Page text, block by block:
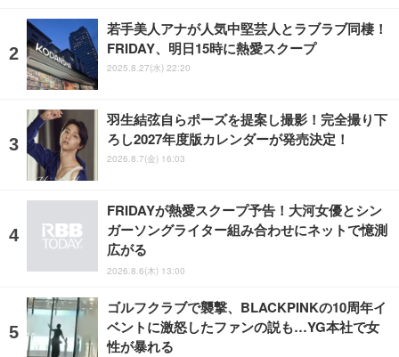
若手美人アナが人気中堅芸人とラブラブ同棲！
FRIDAY、明日15時に熱愛スクープ
2025.8.27(水) 22:20
羽生結弦自らポーズを提案し撮影！完全撮り下
ろし2027年度版カレンダーが発売決定！
2026.8.7(金) 16:03
FRIDAYが熱愛スクープ予告！大河女優とシン
ガーソングライター組み合わせにネットで憶測
広がる
2026.8.6(木) 13:00
ゴルフクラブで襲撃、BLACKPINKの10周年イ
ベントに激怒したファンの説も…YG本社で女
性が暴れる